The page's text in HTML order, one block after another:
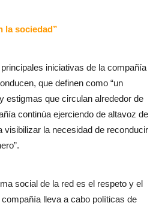
la sociedad”
iniciativas de la compañía
que definen como “un
estigmas que circulan alrededor de
continúa ejerciendo de altavoz de
visibilizar la necesidad de reconducir
social de la red es el respeto y el
lleva a cabo políticas de